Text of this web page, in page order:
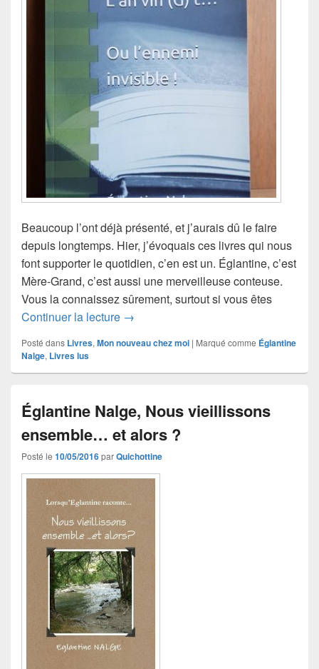
Beaucoup l’ont déjà présenté, et j’aurais dû le faire
depuis longtemps. Hier, j’évoquais ces livres qui nous
font supporter le quotidien, c’en est un. Églantine, c’est
Mère-Grand, c’est aussi une merveilleuse conteuse.
Vous la connaissez sûrement, surtout si vous êtes
Continuer la lecture Églantine Nalge, L’an vin(g)t… ou
→
Posté dans Livres, Mon nouveau chez moi | Marqué comme Églantine
Nalge, Livres lus
Églantine Nalge, Nous vieillissons
ensemble… et alors ?
Posté le 10/05/2016parQuichottine